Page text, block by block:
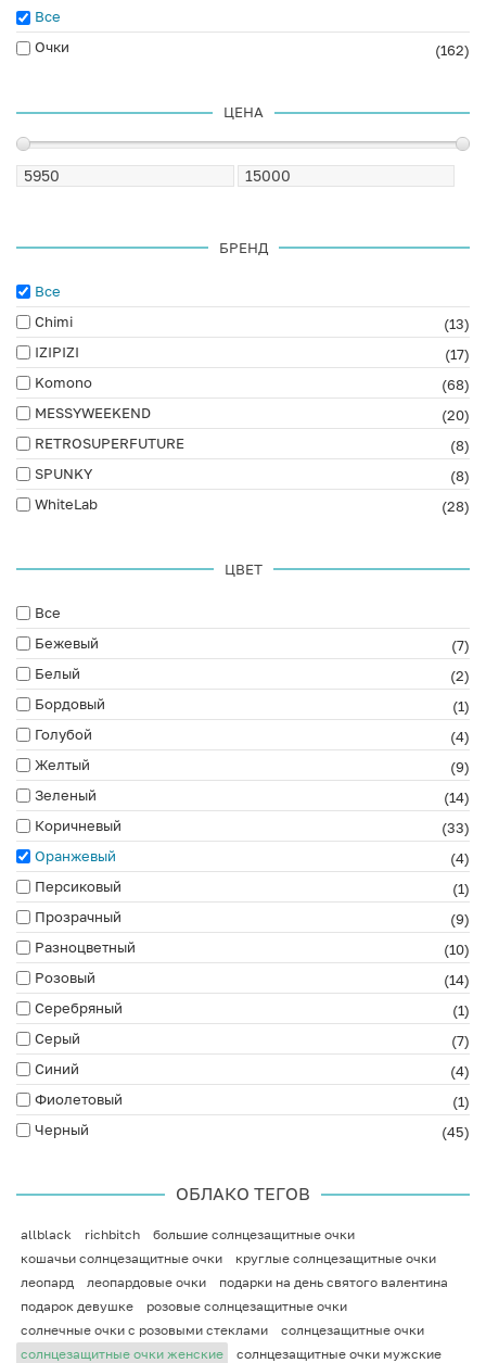
Все
Очки
(162)
ЦЕНА
БРЕНД
Все
Chimi
(13)
IZIPIZI
(17)
Komono
(68)
MESSYWEEKEND
(20)
RETROSUPERFUTURE
(8)
SPUNKY
(8)
WhiteLab
(28)
ЦВЕТ
Все
Бежевый
(7)
Белый
(2)
Бордовый
(1)
Голубой
(4)
Желтый
(9)
Зеленый
(14)
Коричневый
(33)
Оранжевый
(4)
Персиковый
(1)
Прозрачный
(9)
Разноцветный
(10)
Розовый
(14)
Серебряный
(1)
Серый
(7)
Синий
(4)
Фиолетовый
(1)
Черный
(45)
ОБЛАКО ТЕГОВ
allblack richbitch
большие солнцезащитные очки
кошачьи солнцезащитные очки
круглые солнцезащитные очки
леопард
леопардовые очки
подарки на день святого валентина
подарок девушке
розовые солнцезащитные очки
солнечные очки с розовыми стеклами
солнцезащитные очки
солнцезащитные очки женские
солнцезащитные очки мужские